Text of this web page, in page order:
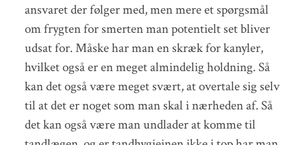
ansvaret der følger med, men mere et spørgsmål
om frygten for smerten man potentielt set bliver
udsat for. Måske har man en skræk for kanyler,
hvilket også er en meget almindelig holdning. Så
kan det også være meget svært, at overtale sig selv
til at det er noget som man skal i nærheden af. Så
det kan også være man undlader at komme til